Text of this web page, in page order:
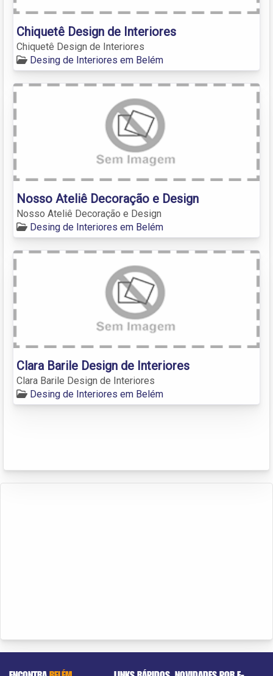
Chiquetê Design de Interiores
Chiquetê Design de Interiores
Desing de Interiores em Belém
Nosso Ateliê Decoração e Design
Nosso Ateliê Decoração e Design
Desing de Interiores em Belém
Clara Barile Design de Interiores
Clara Barile Design de Interiores
Desing de Interiores em Belém